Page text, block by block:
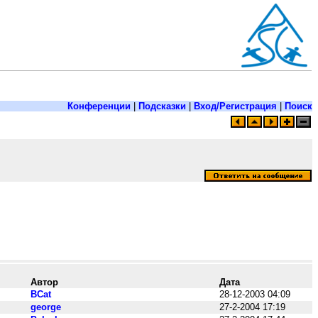
Конференции Подсказки Вход/Регистрация
Поиск
Автор
Дата
BCat
28-12-2003 04:09
george
27-2-2004 17:19